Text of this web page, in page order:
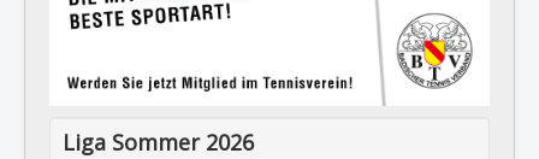
Liga Sommer 2026